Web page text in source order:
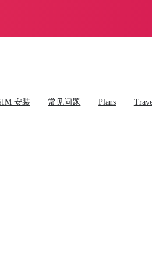
安装 常见问题 Plans